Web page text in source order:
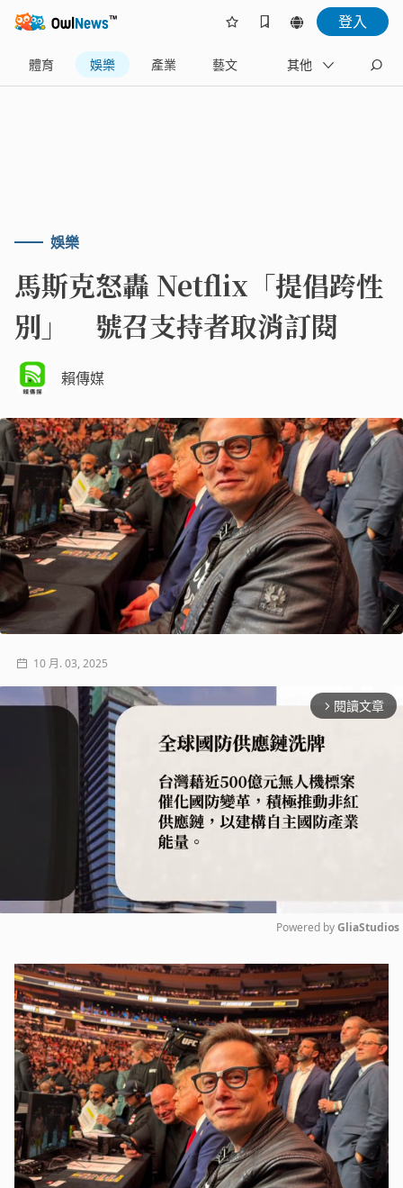
登入
體育 娛樂 產業 藝文 地方
其他
娛樂
馬斯克怒轟 Netflix「提倡跨性
別」 號召支持者取消訂閱
賴傳媒
10 月. 03, 2025
arrow_forward_ios 閱讀文章
Mute
Powered by GliaStudios